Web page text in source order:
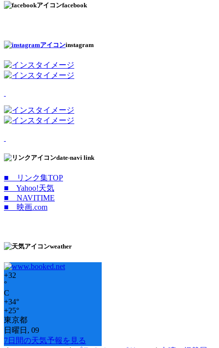
facebook
instagram
date-navi link
■ リンク集TOP
■ Yahoo!天気
■ NAVITIME
■ 映画.com
weather
+32
°
C
+34°
+25°
東京都
日曜日, 09
7日間の天気予報を見る